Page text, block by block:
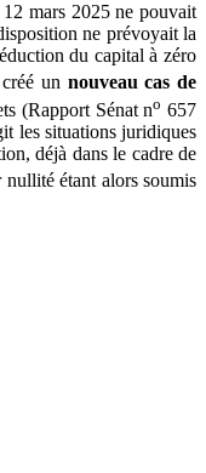
mars 2025 ne pouvait
ne prévoyait la
du capital à zéro
un nouveau cas de
(Rapport Sénat no 657
les situations juridiques
déjà dans le cadre de
étant alors soumis